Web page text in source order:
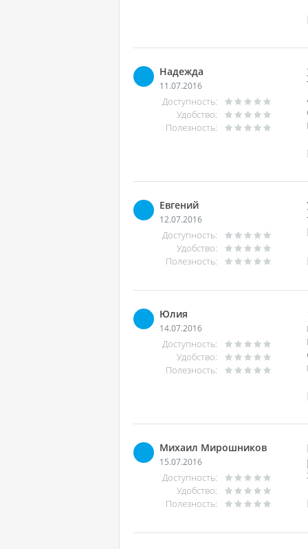
Надежда
11.07.2016
Доступность:
Удобство:
Полезность:
Евгений
12.07.2016
Доступность:
Удобство:
Полезность:
Юлия
14.07.2016
Доступность:
Удобство:
Полезность:
Михаил Мирошников
15.07.2016
Доступность:
Удобство:
Полезность: